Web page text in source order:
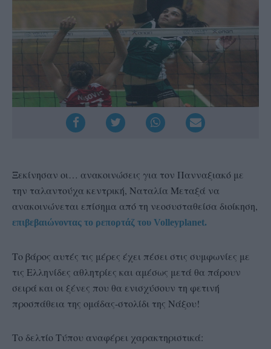
Ξεκίνησαν οι… ανακοινώσεις για τον Πανναξιακό με
την ταλαντούχα κεντρική, Ναταλία Μεταξά να
ανακοινώνεται επίσημα από τη νεοσυσταθείσα διοίκηση,
επιβεβαιώνοντας το ρεπορτάζ του Volleyplanet.
Το βάρος αυτές τις μέρες έχει πέσει στις συμφωνίες με
τις Ελληνίδες αθλητρίες και αμέσως μετά θα πάρουν
σειρά και οι ξένες που θα ενισχύσουν τη φετινή
προσπάθεια της ομάδας-στολίδι της Νάξου!
Το δελτίο Τύπου αναφέρει χαρακτηριστικά: